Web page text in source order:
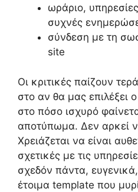
ωράριο,
συχνές
σύνδεση με τη
site
Οι κριτικές παίζουν
στο αν θα μας επιλέξει
στο πόσο ισχυρό
αποτύπωμα. Δεν αρκεί
Χρειάζεται να είναι
σχετικές με τις
σχεδόν πάντα,
έτοιμα template που